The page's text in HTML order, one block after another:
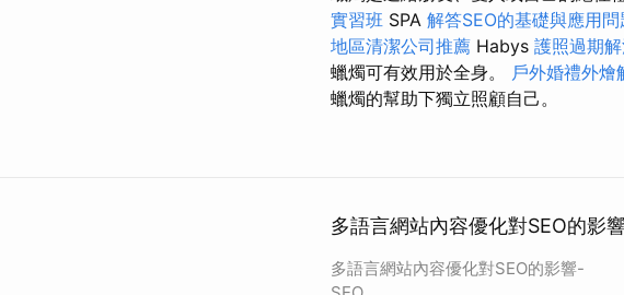
實習班 SPA 解答SEO的基礎與應用問
地區清潔公司推薦 Habys 護照過期
蠟燭可有效用於全身。 戶外婚禮外燴
蠟燭的幫助下獨立照顧自己。
多語言網站內容優化對SEO的影
多語言網站內容優化對SEO的影響-